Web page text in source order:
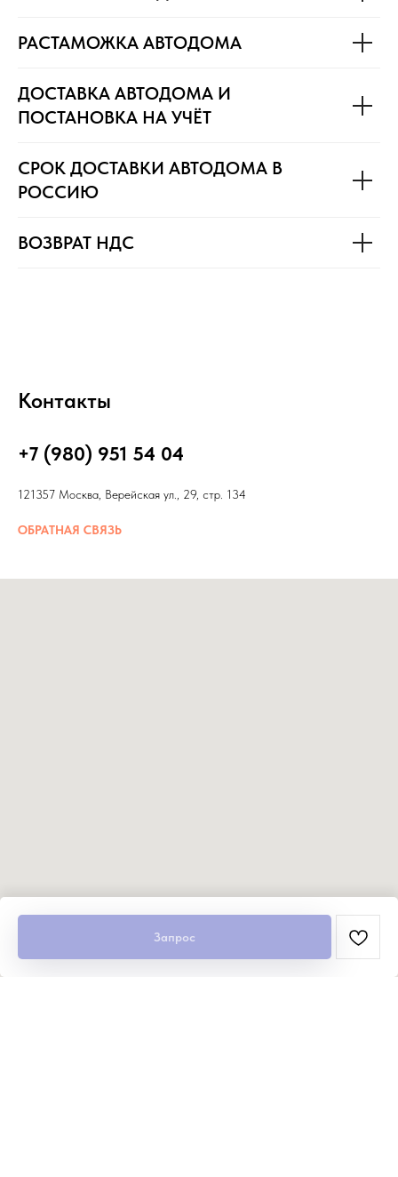
Запрос
РАСТАМОЖКА АВТОДОМА
ДОСТАВКА АВТОДОМА И
ПОСТАНОВКА НА УЧЁТ
СРОК ДОСТАВКИ АВТОДОМА В
РОССИЮ
ВОЗВРАТ НДС
Контакты
+7 (980) 951 54 04
121357 Москва, Верейская ул., 29, стр. 134
ОБРАТНАЯ СВЯЗЬ